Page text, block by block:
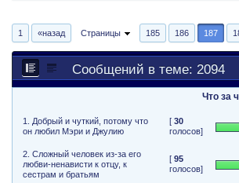
1 «назад Страницы 185 186 187
Сообщений в теме: 2094
Что за
1. Добрый и чуткий, потому что
он любил Мэри и Джулию
[30
голосов]
2. Сложный человек из-за его
любви-ненависти к отцу, к
сестрам и братьям
[95
голосов]